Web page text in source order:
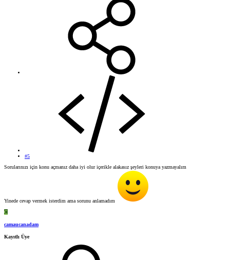
#5
Sorularınızı için konu açmanız daha iyi olur içerikle alakasız şeyleri konuya yazmayalım
Yinede cevap vermek isterdim ama sorunu anlamadım
C
camaucanadam
Kayıtlı Üye